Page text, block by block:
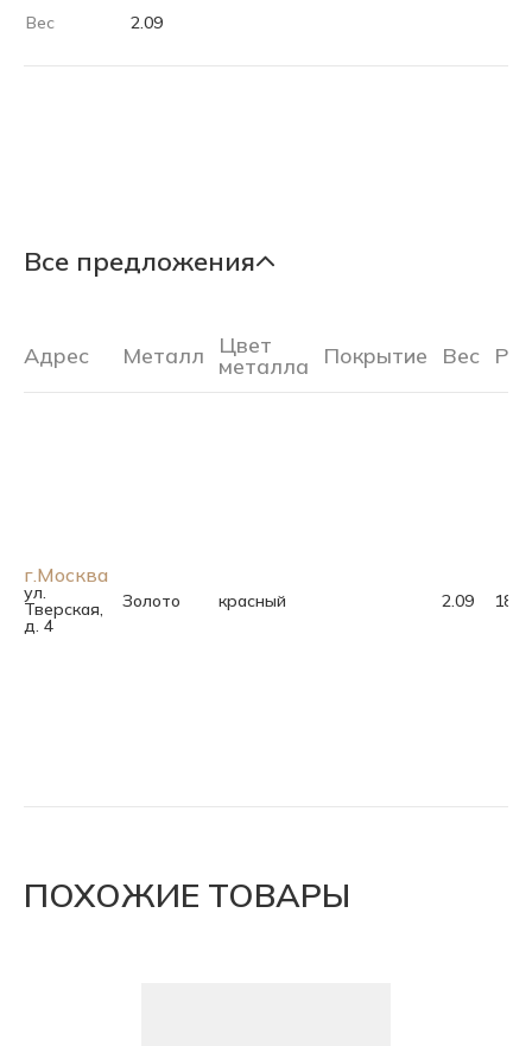
Вес
2.09
Все предложения
Адрес Металл Цвет
металла Покрытие Вес
г.Москва
ул.
Тверская,
д. 4
Золото красный 2.09 18.0
ПОХОЖИЕ ТОВАРЫ